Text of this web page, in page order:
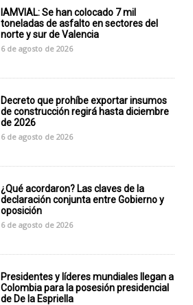
IAMVIAL: Se han colocado 7 mil
toneladas de asfalto en sectores del
norte y sur de Valencia
6 de agosto de 2026
Decreto que prohíbe exportar insumos
de construcción regirá hasta diciembre
de 2026
6 de agosto de 2026
¿Qué acordaron? Las claves de la
declaración conjunta entre Gobierno y
oposición
6 de agosto de 2026
Presidentes y líderes mundiales llegan a
Colombia para la posesión presidencial
de De la Espriella